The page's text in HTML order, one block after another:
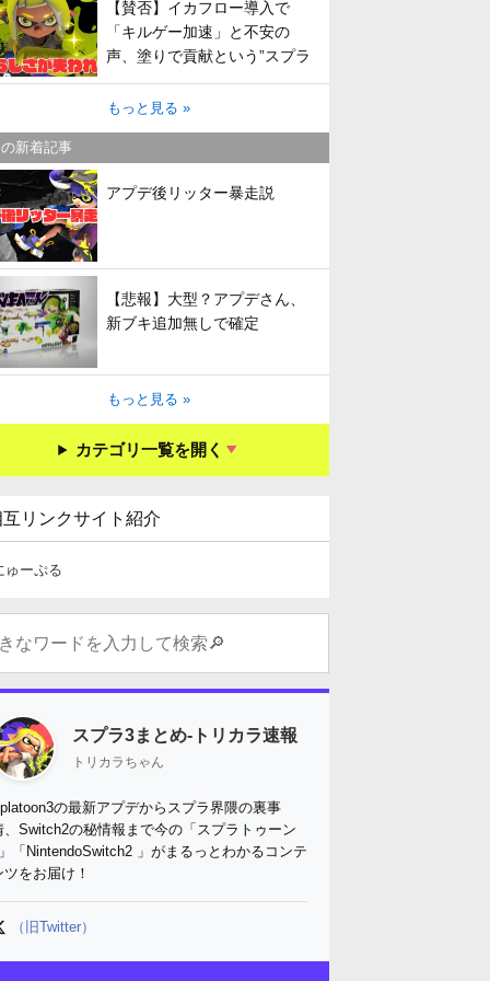
【賛否】イカフロー導入で
「キルゲー加速」と不安の
声、塗りで貢献という”スプラ
らしさ”は失われてしまうのか
もっと見る »
新着記事
アプデ後リッター暴走説
【悲報】大型？アプデさん、
新ブキ追加無しで確定
もっと見る »
カテゴリ一覧を開く
互リンクサイト紹介
ゅーぷる
スプラ3まとめ-トリカラ速報
トリカラちゃん
の最新アプデからスプラ界隈の裏事
、Switch2の秘情報まで今の「スプラトゥーン
「NintendoSwitch2 」がまるっとわかるコンテ
ツをお届け！
（旧Twitter）